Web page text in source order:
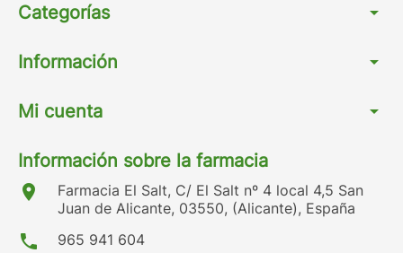
Categorías arrow_drop_down
Información arrow_drop_down
Mi cuenta arrow_drop_down
Información sobre la farmacia
location_on
Farmacia El Salt, C/ El Salt nº 4 local 4,5 San
Juan de Alicante, 03550, (Alicante), España
phone 965 941 604